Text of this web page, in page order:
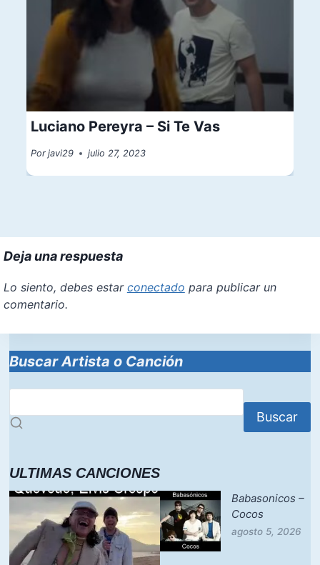
Luciano Pereyra – Si Te Vas
Por javi29 julio 27, 2023
Deja una respuesta
Lo siento, debes estar conectado para publicar un
comentario.
Buscar Artista o Canción
Buscar
ULTIMAS CANCIONES
Babasonicos –
Cocos
agosto 5, 2026